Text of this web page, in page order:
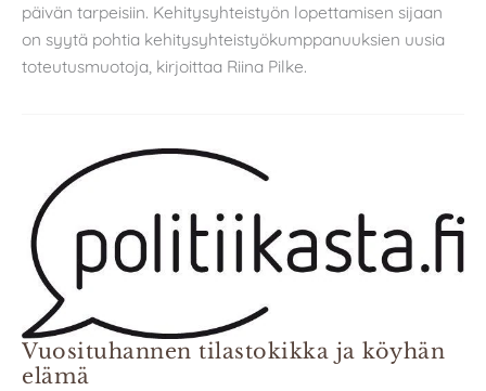
päivän tarpeisiin. Kehitysyhteistyön lopettamisen sijaan
on syytä pohtia kehitysyhteistyökumppanuuksien uusia
toteutusmuotoja, kirjoittaa Riina Pilke.
Vuosituhannen tilastokikka ja köyhän
elämä